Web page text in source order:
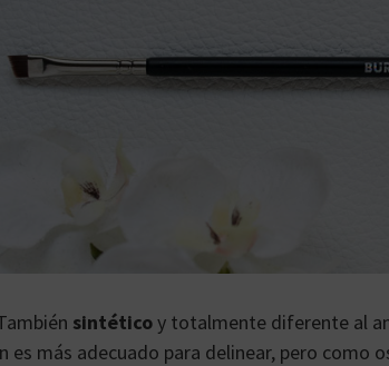
sintéticoy totalmente diferente al
es más adecuado para delinear, pero como